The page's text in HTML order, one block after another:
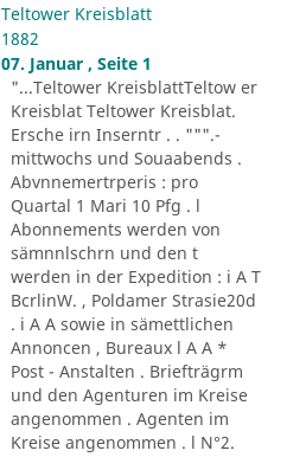
Teltower Kreisblatt
1882
07. Januar , Seite 1
"...Teltower KreisblattTeltow er
Kreisblat Teltower Kreisblat.
Ersche irn Inserntr . . """.-
mittwochs und Souaabends .
Abvnnemertrperis : pro
Quartal 1 Mari 10 Pfg . l
Abonnements werden von
sämnnlschrn und den t
werden in der Expedition : i A T
BcrlinW. , Poldamer Strasie20d
. i A A sowie in sämettlichen
Annoncen , Bureaux l A A *
Post - Anstalten . Briefträgrm
und den Agenturen im Kreise
angenommen . Agenten im
Kreise angenommen . l N°2.